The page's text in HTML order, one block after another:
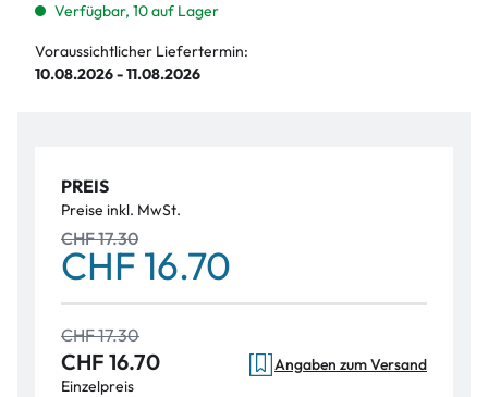
Verfügbar, 10 auf Lager
Voraussichtlicher Liefertermin:
10.08.2026 - 11.08.2026
PREIS
Preise inkl. MwSt.
CHF 17.30
CHF 16.70
CHF 17.30
CHF 16.70
Einzelpreis
Angaben zum Versand